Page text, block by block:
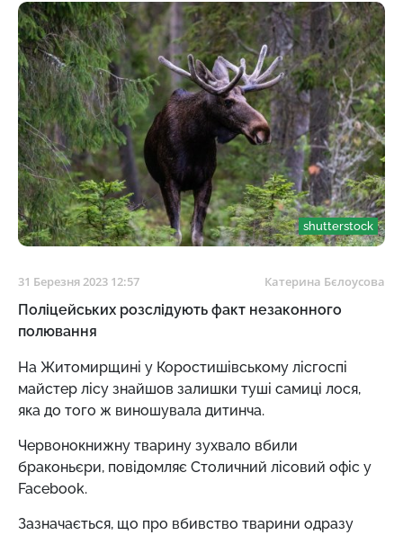
shutterstock
31 Березня 2023 12:57 Катерина Бєлоусова
Поліцейських розслідують факт незаконного
полювання
На Житомирщині у Коростишівському лісгоспі
майстер лісу знайшов залишки туші самиці лося,
яка до того ж виношувала дитинча.
Червонокнижну тварину зухвало вбили
браконьєри, повідомляє Столичний лісовий офіс у
Facebook.
Зазначається, що про вбивство тварини одразу